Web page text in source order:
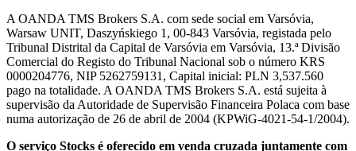
A OANDA TMS Brokers S.A. com sede social em Varsóvia,
Warsaw UNIT, Daszyńskiego 1, 00-843 Varsóvia, registada pelo
Tribunal Distrital da Capital de Varsóvia em Varsóvia, 13.ª Divisão
Comercial do Registo do Tribunal Nacional sob o número KRS
0000204776, NIP 5262759131, Capital inicial: PLN 3,537.560
pago na totalidade. A OANDA TMS Brokers S.A. está sujeita à
supervisão da Autoridade de Supervisão Financeira Polaca com base
numa autorização de 26 de abril de 2004 (KPWiG-4021-54-1/2004).
O serviço Stocks é oferecido em venda cruzada juntamente com